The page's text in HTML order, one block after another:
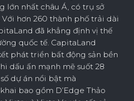
lớn nhất châu Á, có trụ sở
hơn 260 thành phố trải dài
đã khẳng định vị thế
quốc tế. CapitaLand
phát triển bất động sản bền
dấu ấn mạnh mẽ suốt 28
dự án nổi bật mà
bao gồm D’Edge Thảo